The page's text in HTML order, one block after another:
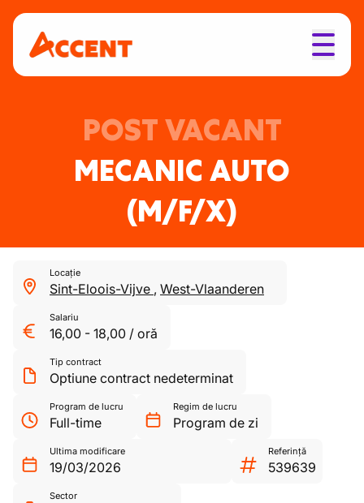
POST VACANT
MECANIC AUTO
(M/F/X)
Locație
Sint-Eloois-Vijve , West-Vlaanderen
Salariu
16,00 - 18,00 / oră
Tip contract
Optiune contract nedeterminat
Program de lucru
Full-time
Regim de lucru
Program de zi
Ultima modificare
19/03/2026
Referință
539639
Sector